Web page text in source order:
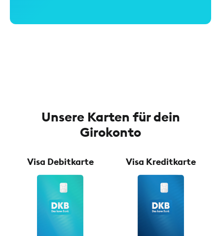
Unsere Karten für dein
Girokonto
Visa Debitkarte Visa Kreditkarte